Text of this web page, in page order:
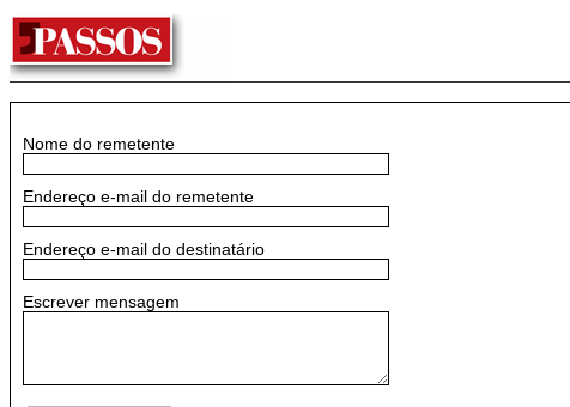
Nome do remetente
Endereço e-mail do remetente
Endereço e-mail do destinatário
Escrever mensagem